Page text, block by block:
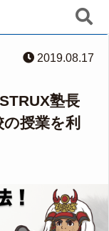
2019.08.17
塾長
授業を利